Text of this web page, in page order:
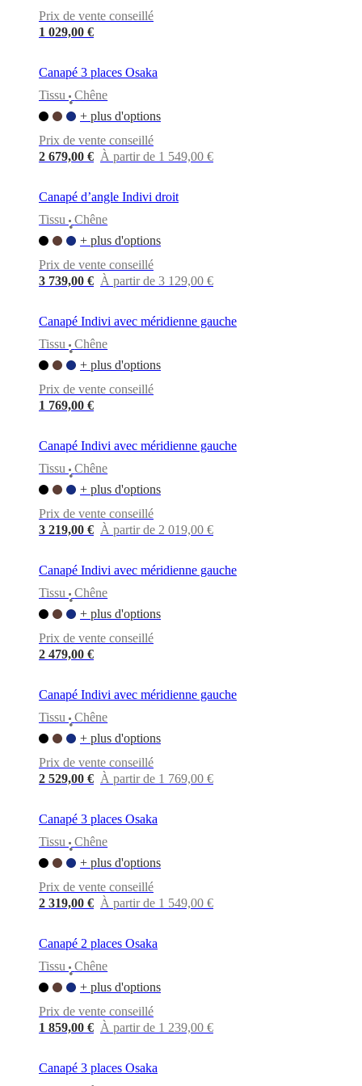
l’entrepriseL’histoire
qualitéRencontre
designers
Personnalisation Carrières
certificationsDéclaration
franchisé
Professionals
Trade
ProgramProjectsArticles
Prix de vente conseillé
1 029,00 €
Canapé 3 places Osaka
Tissu
•
Chêne
+ plus d'options
Prix de vente conseillé
2 679,00 € À partir de 1 549,00 €
Canapé d’angle Indivi droit
Tissu
•
Chêne
+ plus d'options
Prix de vente conseillé
3 739,00 € À partir de 3 129,00 €
Canapé Indivi avec méridienne gauche
Tissu
•
Chêne
+ plus d'options
Prix de vente conseillé
1 769,00 €
Canapé Indivi avec méridienne gauche
Tissu
•
Chêne
+ plus d'options
Prix de vente conseillé
3 219,00 € À partir de 2 019,00 €
Canapé Indivi avec méridienne gauche
Tissu
•
Chêne
+ plus d'options
Prix de vente conseillé
2 479,00 €
Canapé Indivi avec méridienne gauche
Tissu
•
Chêne
+ plus d'options
Prix de vente conseillé
2 529,00 € À partir de 1 769,00 €
Canapé 3 places Osaka
Tissu
•
Chêne
+ plus d'options
Prix de vente conseillé
2 319,00 € À partir de 1 549,00 €
Canapé 2 places Osaka
Tissu
•
Chêne
+ plus d'options
Prix de vente conseillé
1 859,00 € À partir de 1 239,00 €
Canapé 3 places Osaka